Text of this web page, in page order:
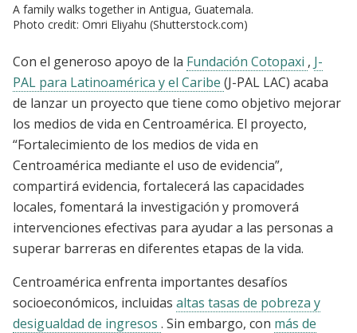
A family walks together in Antigua, Guatemala.
Photo credit: Omri Eliyahu (Shutterstock.com)
Con el generoso apoyo de la Fundación Cotopaxi , J-
PAL para Latinoamérica y el Caribe (J-PAL LAC) acaba
de lanzar un proyecto que tiene como objetivo mejorar
los medios de vida en Centroamérica. El proyecto,
“Fortalecimiento de los medios de vida en
Centroamérica mediante el uso de evidencia”,
compartirá evidencia, fortalecerá las capacidades
locales, fomentará la investigación y promoverá
intervenciones efectivas para ayudar a las personas a
superar barreras en diferentes etapas de la vida.
Centroamérica enfrenta importantes desafíos
socioeconómicos, incluidas altas tasas de pobreza y
desigualdad de ingresos . Sin embargo, con más de